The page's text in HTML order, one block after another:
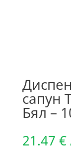
сапун
Бял –
21.47 €